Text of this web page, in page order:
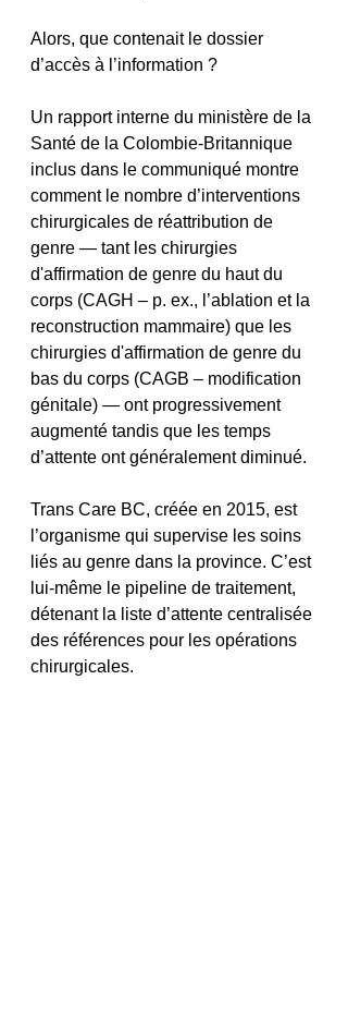
Alors, que contenait le dossier
d’accès à l’information ?
Un rapport interne du ministère de la
Santé de la Colombie-Britannique
inclus dans le communiqué montre
comment le nombre d’interventions
chirurgicales de réattribution de
genre — tant les chirurgies
d'affirmation de genre du haut du
corps (CAGH – p. ex., l’ablation et la
reconstruction mammaire) que les
chirurgies d'affirmation de genre du
bas du corps (CAGB – modification
génitale) — ont progressivement
augmenté tandis que les temps
d’attente ont généralement diminué.
Trans Care BC, créée en 2015, est
l’organisme qui supervise les soins
liés au genre dans la province. C’est
lui-même le pipeline de traitement,
détenant la liste d’attente centralisée
des références pour les opérations
chirurgicales.